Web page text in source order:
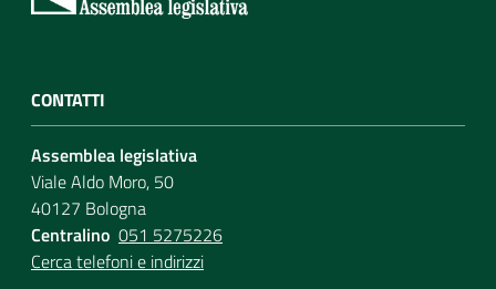
CONTATTI
Assemblea legislativa
Viale Aldo Moro, 50
40127 Bologna
Centralino 051 5275226
Cerca telefoni e indirizzi